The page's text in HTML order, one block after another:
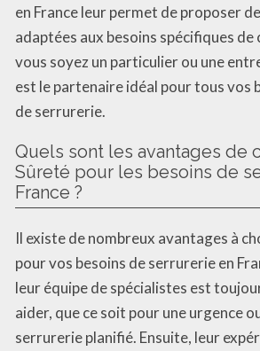
en France leur permet de proposer
adaptées aux besoins spécifiques de
vous soyez un particulier ou une
est le partenaire idéal pour tous vos
de serrurerie.
Quels sont les avantages de
Sûreté pour les besoins de
France ?
Il existe de nombreux avantages à
pour vos besoins de serrurerie en
leur équipe de spécialistes est
aider, que ce soit pour une urgence
serrurerie planifié. Ensuite, leur